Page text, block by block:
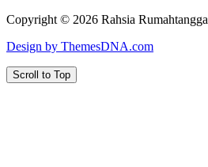
Copyright © 2026 Rahsia Rumahtangga
Design by ThemesDNA.com
Scroll to Top